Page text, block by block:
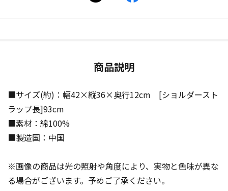
商品説明
■サイズ(約)：幅42×縦36×奥行12cm [ショルダースト
ラップ長]93cm
■素材：綿100%
■製造国：中国
※画像の商品は光の照射や角度により、実物と色味が異な
る場合がございます。予めご了承ください。